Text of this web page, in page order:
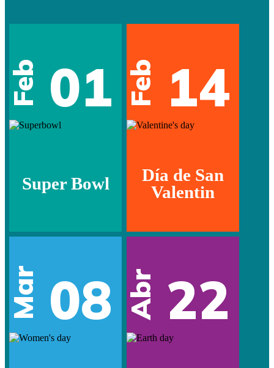
Feb 01
Super Bowl
Feb 14
Día de San
Valentin
Mar 08 Abr 22